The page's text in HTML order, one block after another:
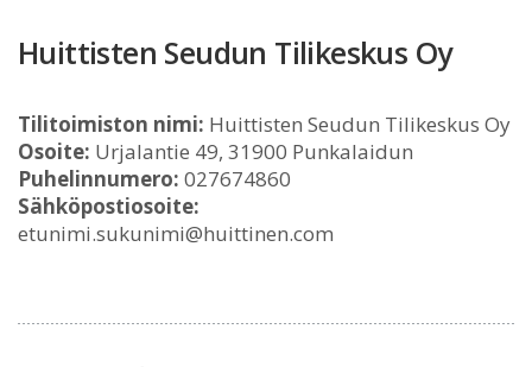
Huittisten Seudun Tilikeskus Oy
Tilitoimiston nimi: Huittisten Seudun Tilikeskus Oy
Osoite: Urjalantie 49, 31900 Punkalaidun
Puhelinnumero: 027674860
Sähköpostiosoite:
etunimi.sukunimi@huittinen.com